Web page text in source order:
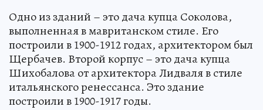
Одно из зданий – это дача купца Соколова,
выполненная в мавританском стиле. Его
построили в 1900-1912 годах, архитектором был
Щербачев. Второй корпус – это дача купца
Шихобалова от архитектора Лидваля в стиле
итальянского ренессанса. Это здание
построили в 1900-1917 годы.